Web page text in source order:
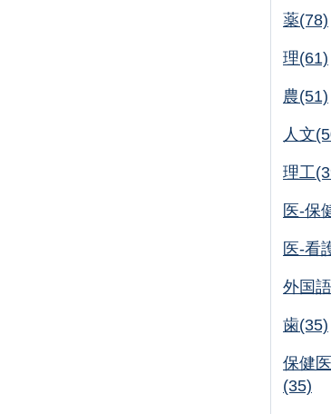
薬(78)
理(61)
農(51)
人文
理工
医-保
医-看
外国
歯(35)
保健
(35)